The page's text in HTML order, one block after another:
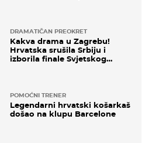
DRAMATIČAN PREOKRET
Kakva drama u Zagrebu!
Hrvatska srušila Srbiju i
izborila finale Svjetskog
POMOĆNI TRENER
Legendarni hrvatski košarkaš
došao na klupu Barcelone